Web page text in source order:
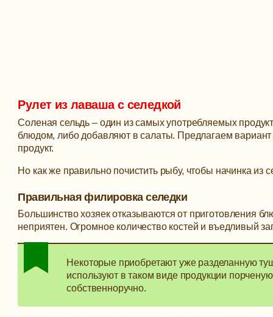
Рулет из лаваша с селедкой
Соленая сельдь – один из самых употребляемых
блюдом, либо добавляют в салаты. Предлагаем
продукт.
Но как же правильно почистить рыбу, чтобы начинка из
Правильная филировка селедки
Большинство хозяек отказываются от приготовления
неприятен. Огромное количество костей и въедливый
Некоторые приобретают уже разделанную
используют в таком виде продукции
собственноручно.